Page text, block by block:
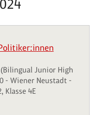
Junior High
- Wiener Neustadt -
Klasse 4E